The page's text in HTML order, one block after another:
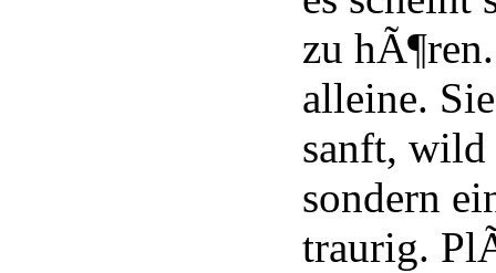
zu
alleine.
sanft, wild
sondern
traurig.